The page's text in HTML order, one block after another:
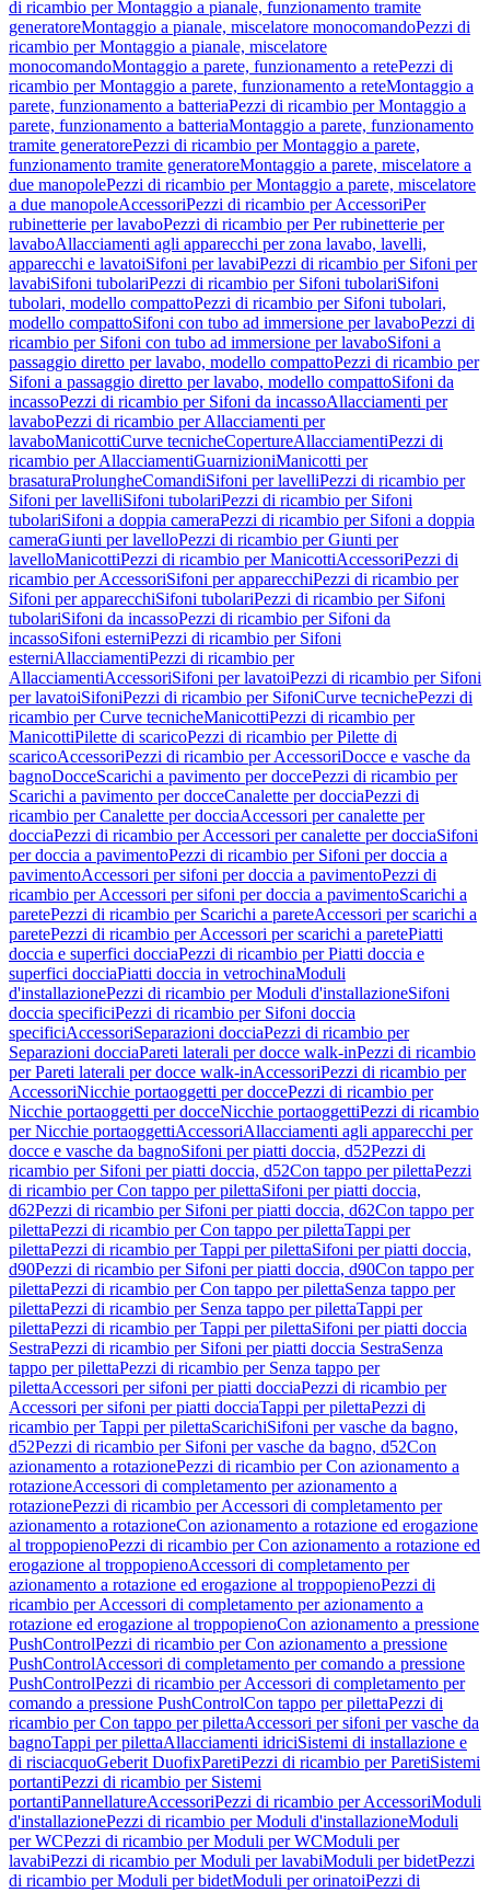
di ricambio per Montaggio a pianale, funzionamento tramite
generatoreMontaggio a pianale, miscelatore monocomandoPezzi di
ricambio per Montaggio a pianale, miscelatore
monocomandoMontaggio a parete, funzionamento a retePezzi di
ricambio per Montaggio a parete, funzionamento a reteMontaggio a
parete, funzionamento a batteriaPezzi di ricambio per Montaggio a
parete, funzionamento a batteriaMontaggio a parete, funzionamento
tramite generatorePezzi di ricambio per Montaggio a parete,
funzionamento tramite generatoreMontaggio a parete, miscelatore a
due manopolePezzi di ricambio per Montaggio a parete, miscelatore
a due manopoleAccessoriPezzi di ricambio per AccessoriPer
rubinetterie per lavaboPezzi di ricambio per Per rubinetterie per
lavaboAllacciamenti agli apparecchi per zona lavabo, lavelli,
apparecchi e lavatoiSifoni per lavabiPezzi di ricambio per Sifoni per
lavabiSifoni tubolariPezzi di ricambio per Sifoni tubolariSifoni
tubolari, modello compattoPezzi di ricambio per Sifoni tubolari,
modello compattoSifoni con tubo ad immersione per lavaboPezzi di
ricambio per Sifoni con tubo ad immersione per lavaboSifoni a
passaggio diretto per lavabo, modello compattoPezzi di ricambio per
Sifoni a passaggio diretto per lavabo, modello compattoSifoni da
incassoPezzi di ricambio per Sifoni da incassoAllacciamenti per
lavaboPezzi di ricambio per Allacciamenti per
lavaboManicottiCurve tecnicheCopertureAllacciamentiPezzi di
ricambio per AllacciamentiGuarnizioniManicotti per
brasaturaProlungheComandiSifoni per lavelliPezzi di ricambio per
Sifoni per lavelliSifoni tubolariPezzi di ricambio per Sifoni
tubolariSifoni a doppia cameraPezzi di ricambio per Sifoni a doppia
cameraGiunti per lavelloPezzi di ricambio per Giunti per
lavelloManicottiPezzi di ricambio per ManicottiAccessoriPezzi di
ricambio per AccessoriSifoni per apparecchiPezzi di ricambio per
Sifoni per apparecchiSifoni tubolariPezzi di ricambio per Sifoni
tubolariSifoni da incassoPezzi di ricambio per Sifoni da
incassoSifoni esterniPezzi di ricambio per Sifoni
esterniAllacciamentiPezzi di ricambio per
AllacciamentiAccessoriSifoni per lavatoiPezzi di ricambio per Sifoni
per lavatoiSifoniPezzi di ricambio per SifoniCurve tecnichePezzi di
ricambio per Curve tecnicheManicottiPezzi di ricambio per
ManicottiPilette di scaricoPezzi di ricambio per Pilette di
scaricoAccessoriPezzi di ricambio per AccessoriDocce e vasche da
bagnoDocceScarichi a pavimento per doccePezzi di ricambio per
Scarichi a pavimento per docceCanalette per docciaPezzi di
ricambio per Canalette per docciaAccessori per canalette per
docciaPezzi di ricambio per Accessori per canalette per docciaSifoni
per doccia a pavimentoPezzi di ricambio per Sifoni per doccia a
pavimentoAccessori per sifoni per doccia a pavimentoPezzi di
ricambio per Accessori per sifoni per doccia a pavimentoScarichi a
paretePezzi di ricambio per Scarichi a pareteAccessori per scarichi a
paretePezzi di ricambio per Accessori per scarichi a paretePiatti
doccia e superfici docciaPezzi di ricambio per Piatti doccia e
superfici docciaPiatti doccia in vetrochinaModuli
d'installazionePezzi di ricambio per Moduli d'installazioneSifoni
doccia specificiPezzi di ricambio per Sifoni doccia
specificiAccessoriSeparazioni docciaPezzi di ricambio per
Separazioni docciaPareti laterali per docce walk-inPezzi di ricambio
per Pareti laterali per docce walk-inAccessoriPezzi di ricambio per
AccessoriNicchie portaoggetti per doccePezzi di ricambio per
Nicchie portaoggetti per docceNicchie portaoggettiPezzi di ricambio
per Nicchie portaoggettiAccessoriAllacciamenti agli apparecchi per
docce e vasche da bagnoSifoni per piatti doccia, d52Pezzi di
ricambio per Sifoni per piatti doccia, d52Con tappo per pilettaPezzi
di ricambio per Con tappo per pilettaSifoni per piatti doccia,
d62Pezzi di ricambio per Sifoni per piatti doccia, d62Con tappo per
pilettaPezzi di ricambio per Con tappo per pilettaTappi per
pilettaPezzi di ricambio per Tappi per pilettaSifoni per piatti doccia,
d90Pezzi di ricambio per Sifoni per piatti doccia, d90Con tappo per
pilettaPezzi di ricambio per Con tappo per pilettaSenza tappo per
pilettaPezzi di ricambio per Senza tappo per pilettaTappi per
pilettaPezzi di ricambio per Tappi per pilettaSifoni per piatti doccia
SestraPezzi di ricambio per Sifoni per piatti doccia SestraSenza
tappo per pilettaPezzi di ricambio per Senza tappo per
pilettaAccessori per sifoni per piatti docciaPezzi di ricambio per
Accessori per sifoni per piatti docciaTappi per pilettaPezzi di
ricambio per Tappi per pilettaScarichiSifoni per vasche da bagno,
d52Pezzi di ricambio per Sifoni per vasche da bagno, d52Con
azionamento a rotazionePezzi di ricambio per Con azionamento a
rotazioneAccessori di completamento per azionamento a
rotazionePezzi di ricambio per Accessori di completamento per
azionamento a rotazioneCon azionamento a rotazione ed erogazione
al troppopienoPezzi di ricambio per Con azionamento a rotazione ed
erogazione al troppopienoAccessori di completamento per
azionamento a rotazione ed erogazione al troppopienoPezzi di
ricambio per Accessori di completamento per azionamento a
rotazione ed erogazione al troppopienoCon azionamento a pressione
PushControlPezzi di ricambio per Con azionamento a pressione
PushControlAccessori di completamento per comando a pressione
PushControlPezzi di ricambio per Accessori di completamento per
comando a pressione PushControlCon tappo per pilettaPezzi di
ricambio per Con tappo per pilettaAccessori per sifoni per vasche da
bagnoTappi per pilettaAllacciamenti idriciSistemi di installazione e
di risciacquoGeberit DuofixParetiPezzi di ricambio per ParetiSistemi
portantiPezzi di ricambio per Sistemi
portantiPannellatureAccessoriPezzi di ricambio per AccessoriModuli
d'installazionePezzi di ricambio per Moduli d'installazioneModuli
per WCPezzi di ricambio per Moduli per WCModuli per
lavabiPezzi di ricambio per Moduli per lavabiModuli per bidetPezzi
di ricambio per Moduli per bidetModuli per orinatoiPezzi di